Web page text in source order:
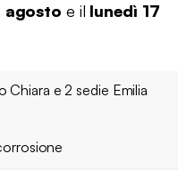
agosto e il lunedì 17
e 2 sedie Emilia